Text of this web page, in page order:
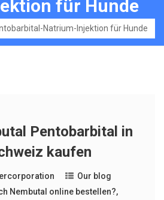
für Hunde
Natrium-Injektion für Hunde
Pentobarbital in
kaufen
Our blog
Nembutal online bestellen?,